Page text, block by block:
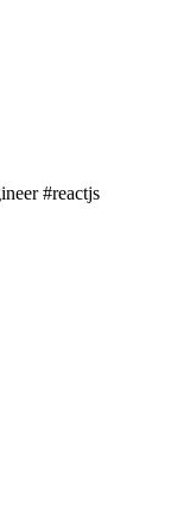
#reactjs